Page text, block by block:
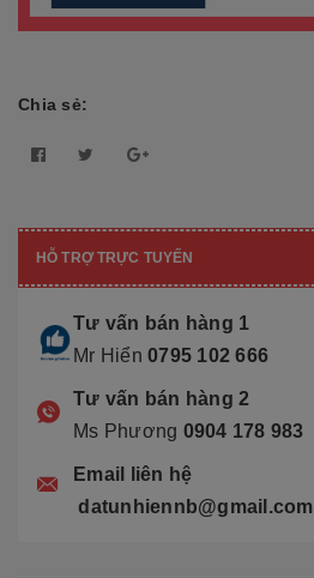
Chia sẻ:
HỖ TRỢ TRỰC TUYẾN
Tư vấn bán hàng 1
Mr Hiển 0795 102 666
Tư vấn bán hàng 2
Ms Phương 0904 178 983
Email liên hệ
datunhiennb@gmail.com